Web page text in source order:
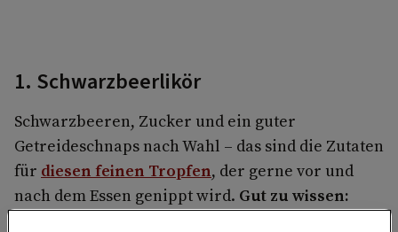
1. Schwarzbeerlikör
Schwarzbeeren, Zucker und ein guter
Getreideschnaps nach Wahl – das sind die Zutaten
für diesen feinen Tropfen, der gerne vor und
nach dem Essen genippt wird. Gut zu wissen: